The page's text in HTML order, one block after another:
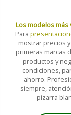
Los modelos
Para
mostrar precios
primeras marcas
productos y
condiciones,
ahorro.
siempre,
pizarra